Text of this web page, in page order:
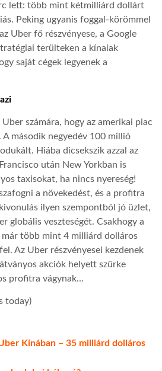
lett: több mint kétmilliárd dollárt
Peking ugyanis foggal-körömmel
Uber fő részvényese, a Google
terülteken a kínaiak
saját cégek legyenek a
számára, hogy az amerikai piac
A második negyedév 100 millió
Hiába dicsekszik azzal az
után New Yorkban is
taxisokat, ha nincs nyereség!
a növekedést, és a profitra
ilyen szempontból jó üzlet,
globális veszteségét. Csakhogy a
több mint 4 milliárd dolláros
Az Uber részvényesei kezdenek
akciók helyett szürke
profitra vágynak…
today)
Kínában – 35 milliárd dolláros